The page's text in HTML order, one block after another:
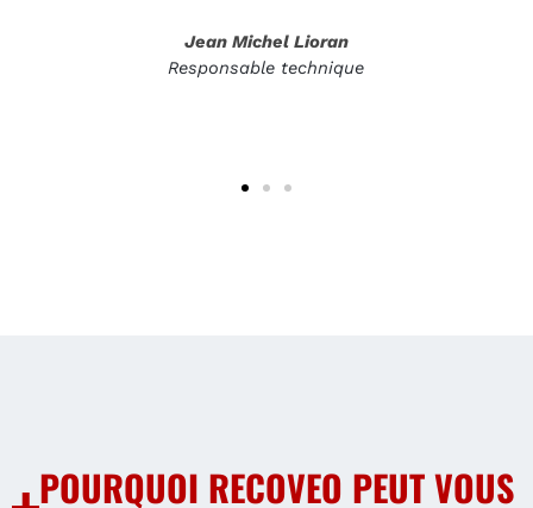
Jean Michel Lioran
Responsable technique
POURQUOI RECOVEO PEUT VOUS